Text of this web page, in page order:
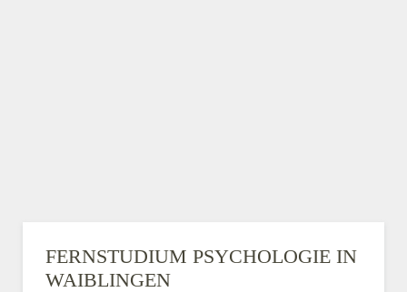
FERNSTUDIUM PSYCHOLOGIE IN
WAIBLINGEN